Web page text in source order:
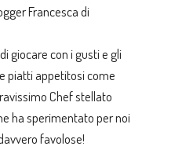
Francesca di
giocare con i gusti e gli
piatti appetitosi come
Chef stellato
ha sperimentato per noi
favolose!